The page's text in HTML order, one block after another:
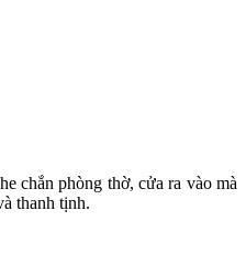
chắn phòng thờ, cửa ra vào mà
thanh tịnh.